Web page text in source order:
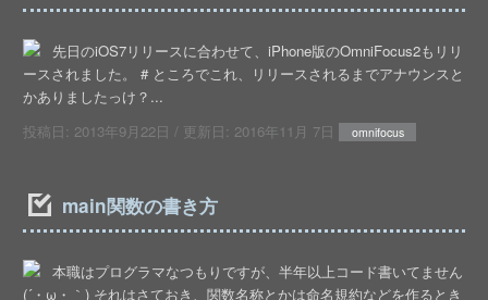
先日のiOS7リリースに合わせて、iPhone版のOmniFocus2もリリ
ースされました。 # ところでこれ、リリースされるまでアナウンスと
かありましたっけ？...
投稿日: 2013年9月22日 / 更新日: 2016年11月 7日 omnifocus
main関数の書き方
本職はプログラマなつもりですが、半年以上コード書いてません
(´・ω・｀) それはさておき、関数名称とかは命名規約などを作るとき